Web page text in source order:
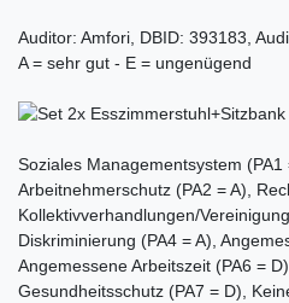
Auditor: Amfori, DBID: 393183,
A = sehr gut - E = ungenügend
Soziales Managementsystem (PA1
Arbeitnehmerschutz (PA2 = A),
Kollektivverhandlungen/
Diskriminierung (PA4 = A),
Angemessene Arbeitszeit (PA6 =
Gesundheitsschutz (PA7 = D),